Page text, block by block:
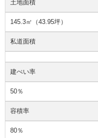
土地面積
145.3㎡（43.95坪）
私道面積
建ぺい率
50％
容積率
80％